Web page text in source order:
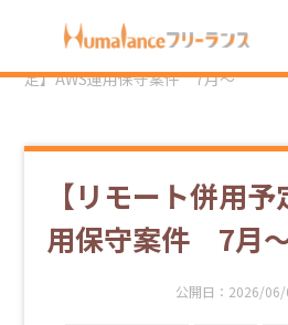
HOME 勤務スタイル
定】AWS運用保守案件 7月～
【リモート併用
用保守案件 7月
公開日： 2026/06/